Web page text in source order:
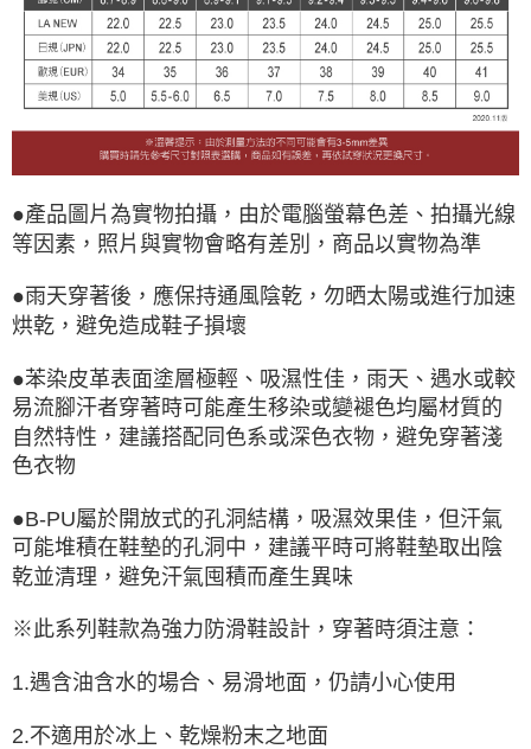
●產品圖片為實物拍攝，由於電腦螢幕色差、拍攝光線
等因素，照片與實物會略有差別，商品以實物為準
●雨天穿著後，應保持通風陰乾，勿晒太陽或進行加速
烘乾，避免造成鞋子損壞
●苯染皮革表面塗層極輕、吸濕性佳，雨天、遇水或較
易流腳汗者穿著時可能產生移染或變褪色均屬材質的
自然特性，建議搭配同色系或深色衣物，避免穿著淺
色衣物
●B-PU屬於開放式的孔洞結構，吸濕效果佳，但汗氣
可能堆積在鞋墊的孔洞中，建議平時可將鞋墊取出陰
乾並清理，避免汗氣囤積而產生異味
※此系列鞋款為強力防滑鞋設計，穿著時須注意：
1.遇含油含水的場合、易滑地面，仍請小心使用
2.不適用於冰上、乾燥粉末之地面